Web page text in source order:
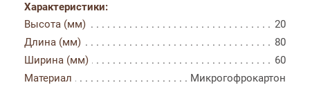
Характеристики:
Высота (мм)
20
Длина (мм)
80
Ширина (мм)
60
Материал
Микрогофрокартон